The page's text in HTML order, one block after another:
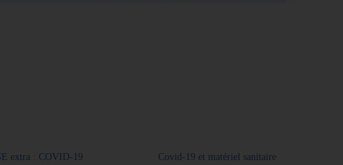
extra : COVID-19
Covid-19 et matériel sanitaire